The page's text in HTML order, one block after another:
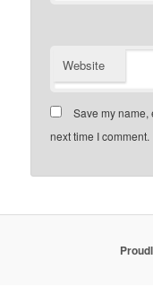
Website
Save my name,
next time I comment.